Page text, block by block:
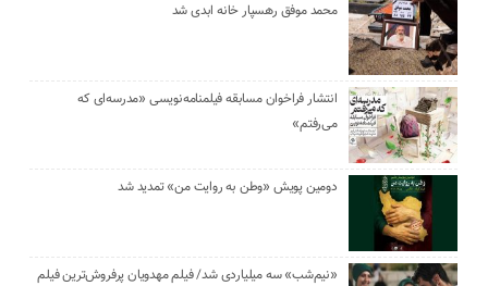
محمد موفق رهسپار خانه ابدی شد
انتشار فراخوان مسابقه فیلمنامه‌نویسی «مدرسه‌ای که
می‌رفتم»
دومین پویش «وطن به روایت من» تمدید شد
«نیم‌شب» سه میلیاردی شد/ فیلم مهدویان پرفروش‌ترین فیلم